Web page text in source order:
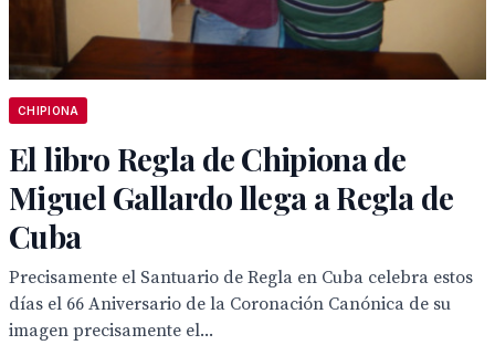
CHIPIONA
El libro Regla de Chipiona de
Miguel Gallardo llega a Regla de
Cuba
Precisamente el Santuario de Regla en Cuba celebra estos
días el 66 Aniversario de la Coronación Canónica de su
imagen precisamente el...